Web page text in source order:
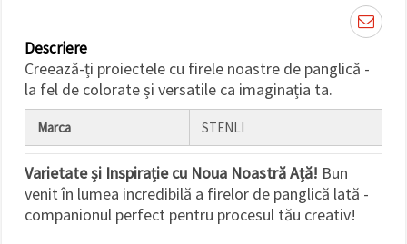
dat și
făcând clic
pe butonul
"Salvați"
Аcceptati
toate!
Setări
Descriere
Creează-ți proiectele cu firele noastre de panglică -
la fel de colorate și versatile ca imaginația ta.
Marca STENLI
Varietate și Inspirație cu Noua Noastră Ață! Bun
venit în lumea incredibilă a firelor de panglică lată -
companionul perfect pentru procesul tău creativ!